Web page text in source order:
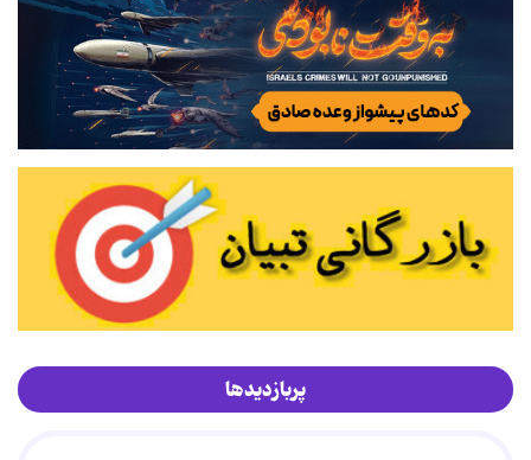
پربازدیدها